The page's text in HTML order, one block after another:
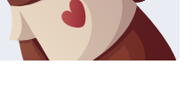
ovim web stranicama.
osobnim podacima
o zaštiti podataka
pročitati ovdje i